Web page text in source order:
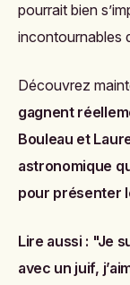
pourrait bien
incontournables
Découvrez
gagnent
Bouleau et
astronomique
pour présenter
Lire aussi : "Je
avec un juif,